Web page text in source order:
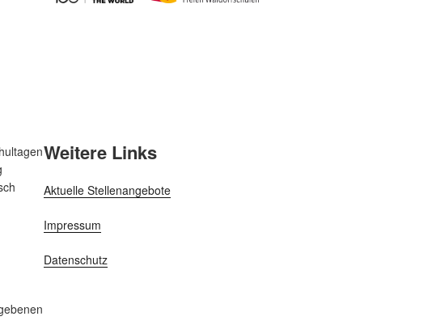
Weitere Links
Aktuelle Stellenangebote
Impressum
Datenschutz